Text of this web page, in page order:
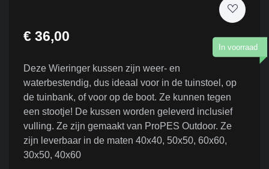
€ 36,00
In voorraad
Deze Wieringer kussen zijn weer- en
waterbestendig, dus ideaal voor in de tuinstoel, op
de tuinbank, of voor op de boot. Ze kunnen tegen
een stootje! De kussen worden geleverd inclusief
vulling. Ze zijn gemaakt van ProPES Outdoor. Ze
zijn leverbaar in de maten 40x40, 50x50, 60x60,
30x50, 40x60